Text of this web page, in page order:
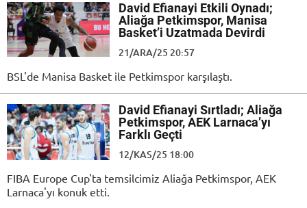
David Efianayi Etkili Oynadı;
Aliağa Petkimspor, Manisa
Basket’i Uzatmada Devirdi
21/ARA/25 20:57
BSL'de Manisa Basket ile Petkimspor karşılaştı.
David Efianayi Sırtladı; Aliağa
Petkimspor, AEK Larnaca’yı
Farklı Geçti
12/KAS/25 18:00
FIBA Europe Cup'ta temsilcimiz Aliağa Petkimspor, AEK
Larnaca'yı konuk etti.